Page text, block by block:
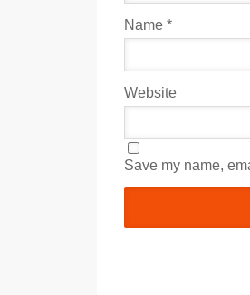
Name *
Website
Save my name,